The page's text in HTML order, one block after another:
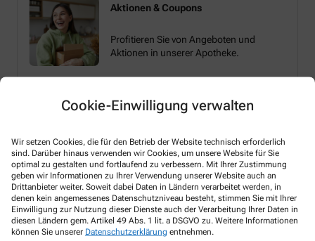
Cookie-Einwilligung verwalten
Wir setzen Cookies, die für den Betrieb der Website technisch erforderlich
sind. Darüber hinaus verwenden wir Cookies, um unsere Website für Sie
optimal zu gestalten und fortlaufend zu verbessern. Mit Ihrer Zustimmung
geben wir Informationen zu Ihrer Verwendung unserer Website auch an
Drittanbieter weiter. Soweit dabei Daten in Ländern verarbeitet werden, in
denen kein angemessenes Datenschutzniveau besteht, stimmen Sie mit Ihrer
Einwilligung zur Nutzung dieser Dienste auch der Verarbeitung Ihrer Daten in
diesen Ländern gem. Artikel 49 Abs. 1 lit. a DSGVO zu. Weitere Informationen
können Sie unserer Datenschutzerklärung entnehmen.
Aktionen & Coupons
Profitieren Sie von Angeboten und
Aktionen in unserer Apotheke.
Melden Sie sich hier an und sichern Sie sich
Ihren 10% Gutschein* für unsere Apotheke